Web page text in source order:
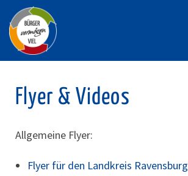
Flyer & Videos
Allgemeine Flyer:
Flyer für den Landkreis Ravensburg